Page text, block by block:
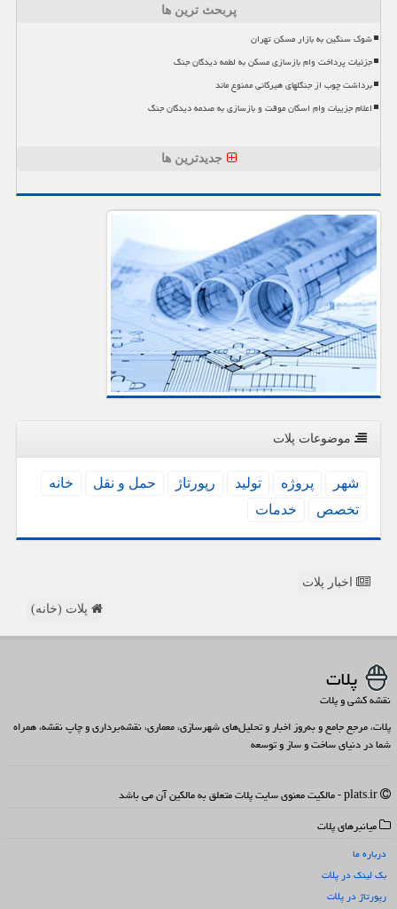
پربحث ترین ها
شوک سنگین به بازار مسکن تهران
جزئیات پرداخت وام بازسازی مسکن به لطمه دیدگان جنگ
برداشت چوب از جنگلهای هیرکانی ممنوع ماند
اعلام جزییات وام اسکان موقت و بازسازی به صدمه دیدگان جنگ
جدیدترین ها
موضوعات پلات
شهر پروژه تولید رپورتاژ حمل و نقل
خانه
تخصص
خدمات
اخبار پلات
پلات (خانه)
پلات
نقشه کشی و پلات
پلات، مرجع جامع و به‌روز اخبار و تحلیل‌های شهرسازی، معماری، نقشه‌برداری و چاپ نقشه، همراه
شما در دنیای ساخت و ساز و توسعه
میانبرهای پلات
درباره ما
بک لینک در پلات
رپورتاژ در پلات